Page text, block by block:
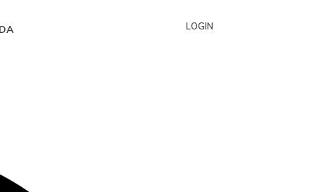
LOGIN